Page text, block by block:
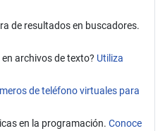
de resultados en buscadores.
archivos de texto? Utiliza
de teléfono virtuales para
en la programación. Conoce